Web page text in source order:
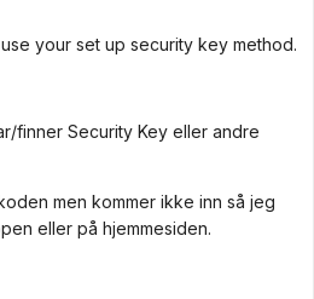
your set up security key method.
finner Security Key eller andre
men kommer ikke inn så jeg
eller på hjemmesiden.